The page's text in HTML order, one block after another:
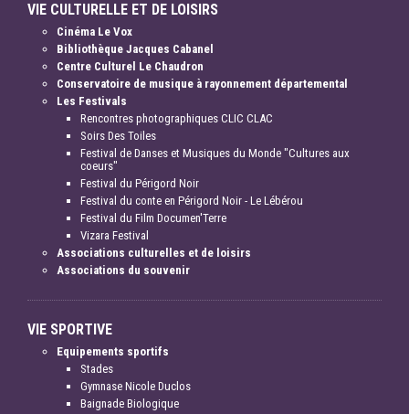
VIE CULTURELLE ET DE LOISIRS
Cinéma Le Vox
Bibliothèque Jacques Cabanel
Centre Culturel Le Chaudron
Conservatoire de musique à rayonnement départemental
Les Festivals
Rencontres photographiques CLIC CLAC
Soirs Des Toiles
Festival de Danses et Musiques du Monde "Cultures aux
coeurs"
Festival du Périgord Noir
Festival du conte en Périgord Noir - Le Lébérou
Festival du Film Documen'Terre
Vizara Festival
Associations culturelles et de loisirs
Associations du souvenir
VIE SPORTIVE
Equipements sportifs
Stades
Gymnase Nicole Duclos
Baignade Biologique